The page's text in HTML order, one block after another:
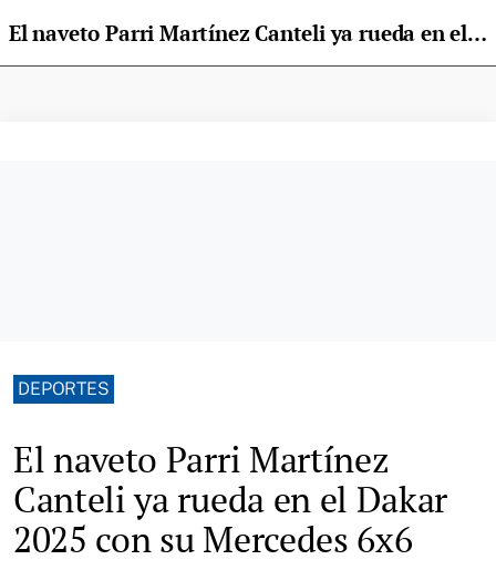
El naveto Parri Martínez Canteli ya rueda en el Dakar 2025 con su Mercedes 6x6
DEPORTES
El naveto Parri Martínez
Canteli ya rueda en el Dakar
2025 con su Mercedes 6x6